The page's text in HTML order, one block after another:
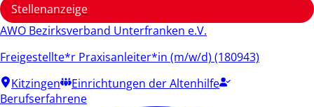
Stellenanzeige
AWO Bezirksverband Unterfranken e.V.
Freigestellte*r Praxisanleiter*in (m/w/d) (180943)
Kitzingen
Einrichtungen der Altenhilfe
Berufserfahrene